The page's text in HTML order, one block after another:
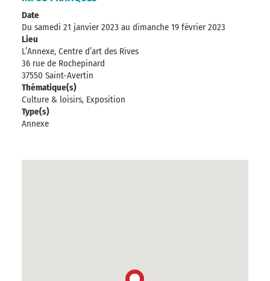
Date
Du samedi 21 janvier 2023 au dimanche 19 février 2023
Lieu
L’Annexe, Centre d’art des Rives
36 rue de Rochepinard
37550 Saint-Avertin
Thématique(s)
Culture & loisirs, Exposition
Type(s)
Annexe